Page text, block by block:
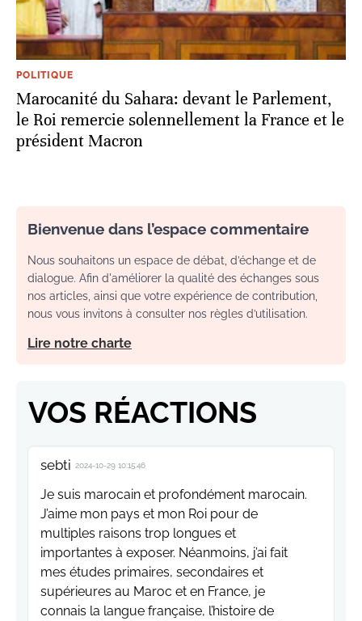
POLITIQUE
Marocanité du Sahara: devant le Parlement,
le Roi remercie solennellement la France et le
président Macron
Bienvenue dans l’espace commentaire
Nous souhaitons un espace de débat, d’échange et de
dialogue. Afin d'améliorer la qualité des échanges sous
nos articles, ainsi que votre expérience de contribution,
nous vous invitons à consulter nos règles d’utilisation.
Lire notre charte
VOS RÉACTIONS
sebti 2024-10-29 10:15:46
Je suis marocain et profondément marocain.
J’aime mon pays et mon Roi pour de
multiples raisons trop longues et
importantes à exposer. Néanmoins, j’ai fait
mes études primaires, secondaires et
supérieures au Maroc et en France, je
connais la langue française, l’histoire de